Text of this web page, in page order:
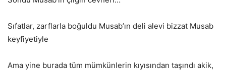
Sıfatlar, zarflarla boğuldu Musab’ın deli alevi bizzat Musab
keyfiyetiyle
Ama yine burada tüm mümkünlerin kıyısından taşındı akik,